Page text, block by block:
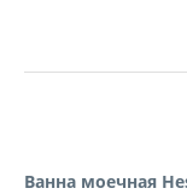
Ванна моечная